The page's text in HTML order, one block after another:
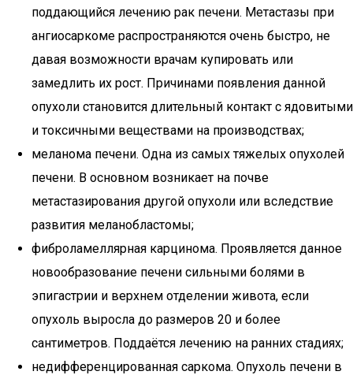
поддающийся лечению рак печени. Метастазы при
ангиосаркоме распространяются очень быстро, не
давая возможности врачам купировать или
замедлить их рост. Причинами появления данной
опухоли становится длительный контакт с ядовитыми
и токсичными веществами на производствах;
меланома печени. Одна из самых тяжелых опухолей
печени. В основном возникает на почве
метастазирования другой опухоли или вследствие
развития меланобластомы;
фиброламеллярная карцинома. Проявляется данное
новообразование печени сильными болями в
эпигастрии и верхнем отделении живота, если
опухоль выросла до размеров 20 и более
сантиметров. Поддаётся лечению на ранних стадиях;
недифференцированная саркома. Опухоль печени в